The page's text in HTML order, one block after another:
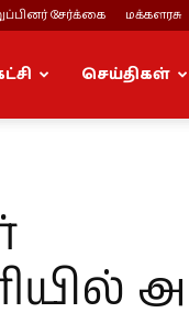
சேர்க்கை மக்களரசு
செய்திகள்